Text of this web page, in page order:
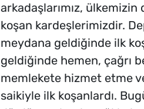
arkadaşlarımız,
koşan kardeşlerimizdir.
meydana geldiğinde ilk
geldiğinde hemen, çağrı
memlekete hizmet etme
saikiyle ilk koşanlardı.